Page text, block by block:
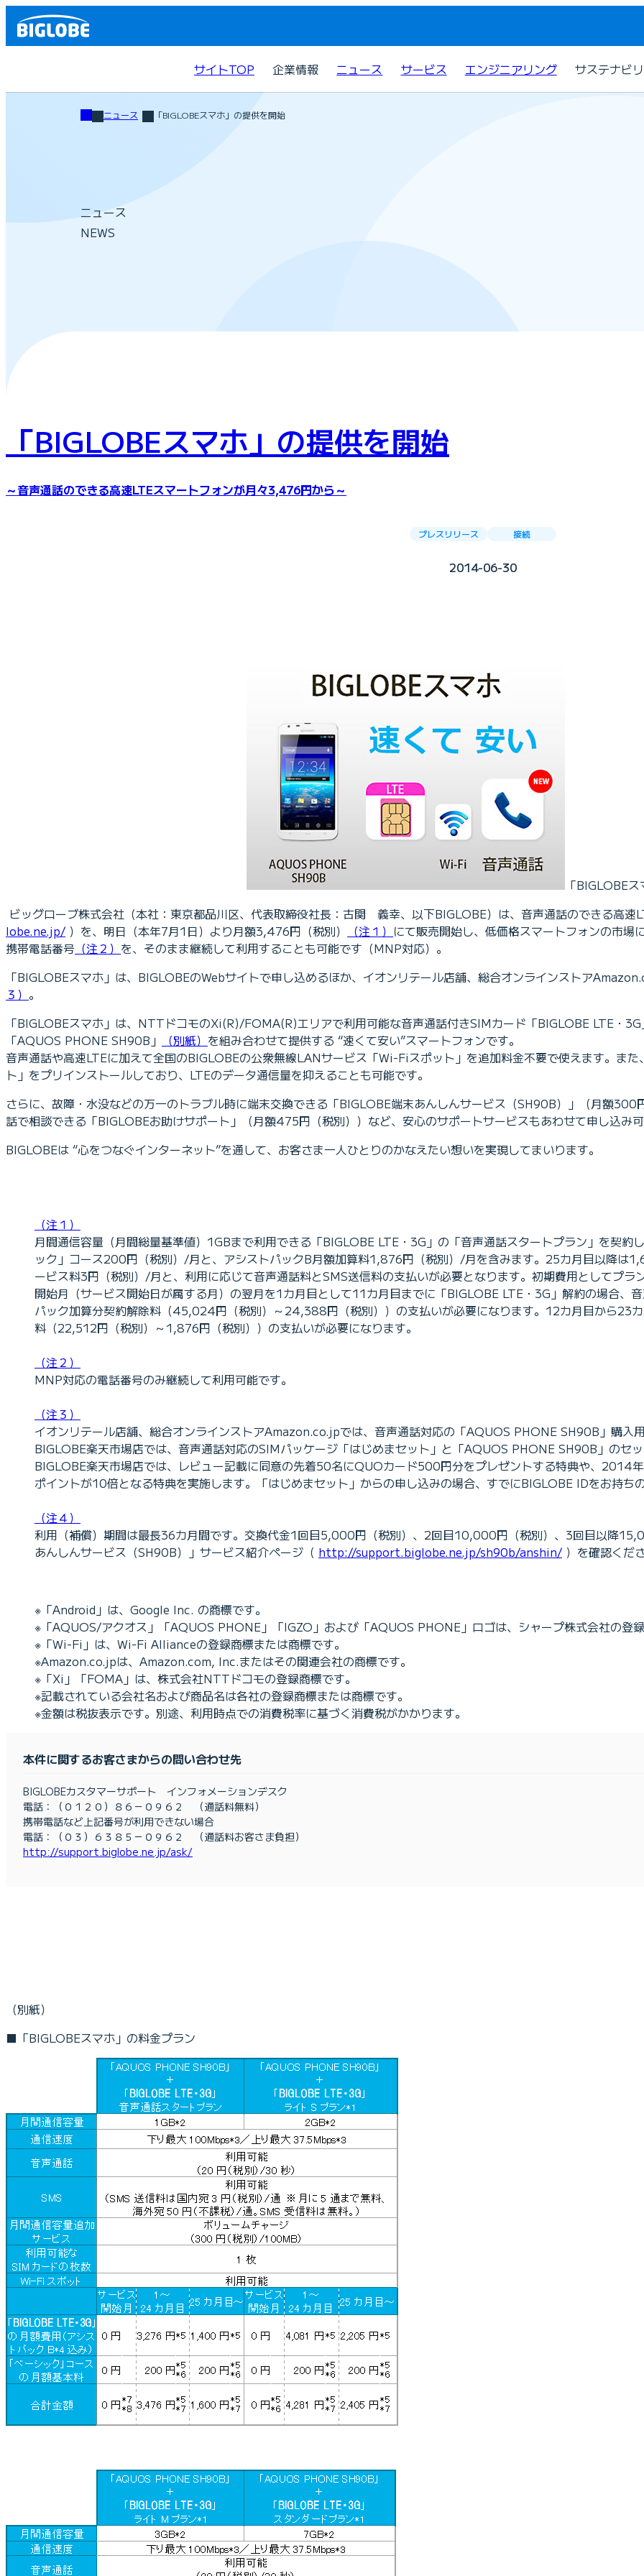
サイトTOP 企業情報 ニュース サービス エンジニアリング サステナビ
ニュース 「BIGLOBEスマホ」の提供を開始
ニュース
NEWS
「BIGLOBEスマホ」の提供を開始
～音声通話のできる高速LTEスマートフォンが月々3,476円から～
プレスリリース 接続
2014-06-30
「BIGLOBE
ビッグローブ株式会社（本社：東京都品川区、代表取締役社長：古関 義幸、以下BIGLOBE）は、音声通話のできる高速
lobe.ne.jp/ ）を、明日（本年7月1日）より月額3,476円（税別） （注１） にて販売開始し、低価格スマートフォンの市
携帯電話番号 （注２） を、そのまま継続して利用することも可能です（MNP対応）。
「BIGLOBEスマホ」は、BIGLOBEのWebサイトで申し込めるほか、イオンリテール店舗、総合オンラインストア
３） 。
「BIGLOBEスマホ」は、NTTドコモのXi(R)/FOMA(R)エリアで利用可能な音声通話付きSIMカード「BIGLOBE LTE・
「AQUOS PHONE SH90B」
（別紙） を組み合わせて提供する “速くて安い”スマートフォンです。
音声通話や高速LTEに加えて全国のBIGLOBEの公衆無線LANサービス「Wi-Fiスポット」を追加料金不要で使えます。ま
ト」をプリインストールしており、LTEのデータ通信量を抑えることも可能です。
さらに、故障・水没などの万一のトラブル時に端末交換できる「BIGLOBE端末あんしんサービス（SH90B）」（月額300
話で相談できる「BIGLOBEお助けサポート」（月額475円（税別））など、安心のサポートサービスもあわせて申し込み可
BIGLOBEは “心をつなぐインターネット”を通して、お客さま一人ひとりのかなえたい想いを実現してまいります。
（注１）
月間通信容量（月間総量基準値）1GBまで利用できる「BIGLOBE LTE・3G」の「音声通話スタートプラン」を契約
ック」コース200円（税別）/月と、アシストパックB月額加算料1,876円（税別）/月を含みます。25カ月目以降は
ービス料3円（税別）/月と、利用に応じて音声通話料とSMS送信料の支払いが必要となります。初期費用としてプ
開始月（サービス開始日が属する月）の翌月を1カ月目として11カ月目までに「BIGLOBE LTE・3G」解約の場合、
パック加算分契約解除料（45,024円（税別）～24,388円（税別））の支払いが必要になります。12カ月目から23
料（22,512円（税別）～1,876円（税別））の支払いが必要になります。
（注２）
MNP対応の電話番号のみ継続して利用可能です。
（注３）
イオンリテール店舗、総合オンラインストアAmazon.co.jpでは、音声通話対応の「AQUOS PHONE SH90B」購入
BIGLOBE楽天市場店では、音声通話対応のSIMパッケージ「はじめまセット」と「AQUOS PHONE SH90B」のセ
BIGLOBE楽天市場店では、レビュー記載に同意の先着50名にQUOカード500円分をプレゼントする特典や、2014
ポイントが10倍となる特典を実施します。「はじめまセット」からの申し込みの場合、すでにBIGLOBE IDをお持ち
（注４）
利用（補償）期間は最長36カ月間です。交換代金1回目5,000円（税別）、2回目10,000円（税別）、3回目以降
あんしんサービス（SH90B）」サービス紹介ページ（ http://support.biglobe.ne.jp/sh90b/anshin/ ）を確認くだ
※「Android」は、Google Inc. の商標です。
※「AQUOS/アクオス」「AQUOS PHONE」「IGZO」および「AQUOS PHONE」ロゴは、シャープ株式会社の登録
※「Wi-Fi」は、Wi-Fi Allianceの登録商標または商標です。
※Amazon.co.jpは、Amazon.com, Inc.またはその関連会社の商標です。
※「Xi」「FOMA」は、株式会社NTTドコモの登録商標です。
※記載されている会社名および商品名は各社の登録商標または商標です。
※金額は税抜表示です。別途、利用時点での消費税率に基づく消費税がかかります。
本件に関するお客さまからの問い合わせ先
BIGLOBEカスタマーサポート インフォメーションデスク
電話：（０１２０）８６－０９６２ （通話料無料）
携帯電話など上記番号が利用できない場合
電話：（０３）６３８５－０９６２ （通話料お客さま負担）
http://support.biglobe.ne.jp/ask/
（別紙）
■「BIGLOBEスマホ」の料金プラン